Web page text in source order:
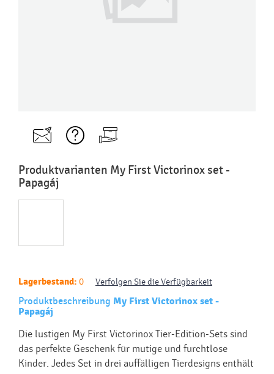
Produktvarianten My First Victorinox set -
Papagáj
Lagerbestand: 0 Verfolgen Sie die Verfügbarkeit
Produktbeschreibung My First Victorinox set -
Papagáj
Die lustigen My First Victorinox Tier-Edition-Sets sind
das perfekte Geschenk für mutige und furchtlose
Kinder. Jedes Set in drei auffälligen Tierdesigns enthält